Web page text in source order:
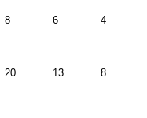
8 6 4
20 13 8